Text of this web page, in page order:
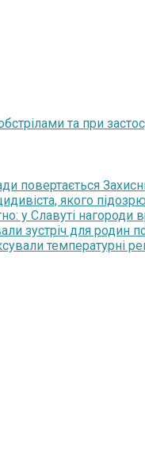
та при
повертається
якого
у Славуті нагороди
зустріч для родин
температурні